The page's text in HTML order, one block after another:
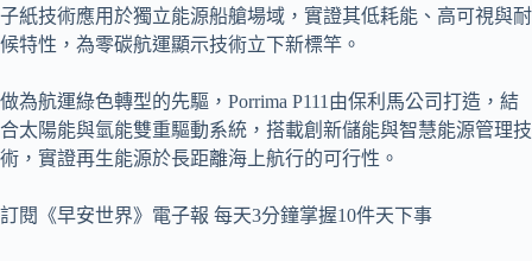
子紙技術應用於獨立能源船艙場域，實證其低耗能、高可視與耐
候特性，為零碳航運顯示技術立下新標竿。
做為航運綠色轉型的先驅，Porrima P111由保利馬公司打造，結
合太陽能與氫能雙重驅動系統，搭載創新儲能與智慧能源管理技
術，實證再生能源於長距離海上航行的可行性。
訂閱《早安世界》電子報 每天3分鐘掌握10件天下事